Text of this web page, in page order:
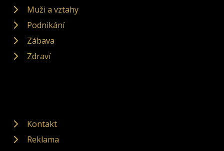
Muži a vztahy
Podnikání
Zábava
Zdraví
Kontakt
Reklama